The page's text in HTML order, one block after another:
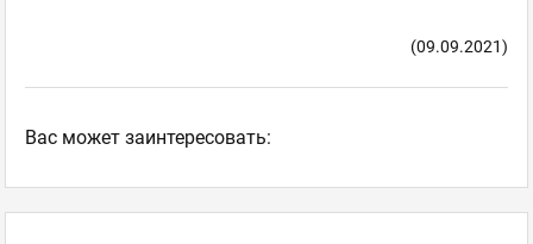
(09.09.2021)
Ваc может заинтересовать: